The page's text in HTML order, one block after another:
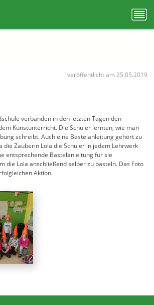
veröffentlicht am 25.05.2019
verbanden in den letzten Tagen den
Kunstunterricht. Die Schüler lernten, wie man
schreibt. Auch eine Bastelanleitung gehört zu
die Zauberin Lola die Schüler in jedem Lehrwerk
entsprechende Bastelanleitung für sie
die Lola anschließend selber zu basteln. Das Foto
Aktion.